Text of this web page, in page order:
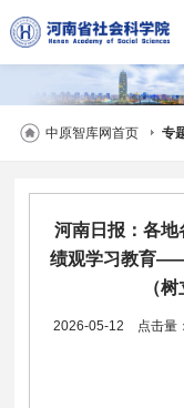
中原智库网首页 专
河南日报：各
绩观学习教育
（
2026-05-12 点击量